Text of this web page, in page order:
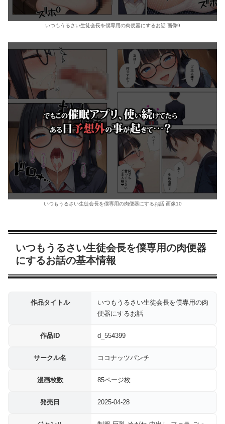
いつもうるさい生徒会長を僕専用の肉便器にするお話 画像9
いつもうるさい生徒会長を僕専用の肉便器にするお話 画像10
いつもうるさい生徒会長を僕専用の肉便器
にするお話の基本情報
作品タイトル
いつもうるさい生徒会長を僕専用の肉
便器にするお話
作品ID d_554399
サークル名 ココナッツパンチ
漫画枚数 85ページ枚
発売日 2025-04-28